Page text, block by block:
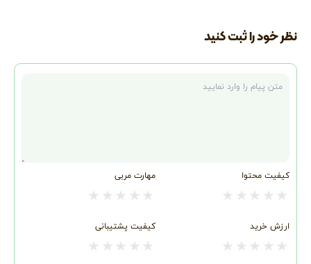
نظر خود را ثبت کنید
کیفیت محتوا
★ ★ ★ ★ ★
مهارت مربی
★ ★ ★ ★ ★
ارزش خرید
★ ★ ★ ★ ★
کیفیت پشتیبانی
★ ★ ★ ★ ★